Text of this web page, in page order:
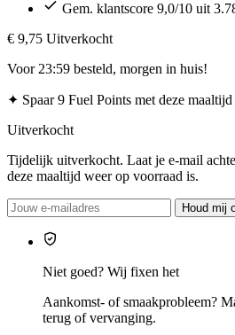
Gem. klantscore 9,0/10 uit
€ 9,75 Uitverkocht
Voor 23:59 besteld, morgen in huis!
✦ Spaar 9 Fuel Points met deze maaltijd
Uitverkocht
Tijdelijk uitverkocht. Laat je e-mail
deze maaltijd weer op voorraad is.
Houd mij
Niet goed? Wij fixen het
Aankomst- of smaakprobleem?
terug of vervanging.